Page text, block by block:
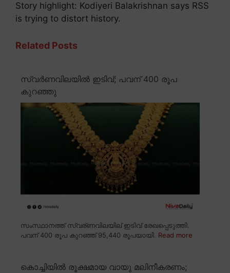
Story highlight: Kodiyeri Balakrishnan says RSS
is trying to distort history.
Related Posts
സ്വർണവിലയിൽ ഇടിവ്; പവന് 400 രൂപ
കുറഞ്ഞു
സംസ്ഥാനത്ത് സ്വര്ണവിലയില് ഇടിവ് രേഖപ്പെടുത്തി.
പവന് 400 രൂപ കുറഞ്ഞ് 95,440 രൂപയായി. Read more
കൊച്ചിയിൽ രൂക്ഷമായ വായു മലിനീകരണം;